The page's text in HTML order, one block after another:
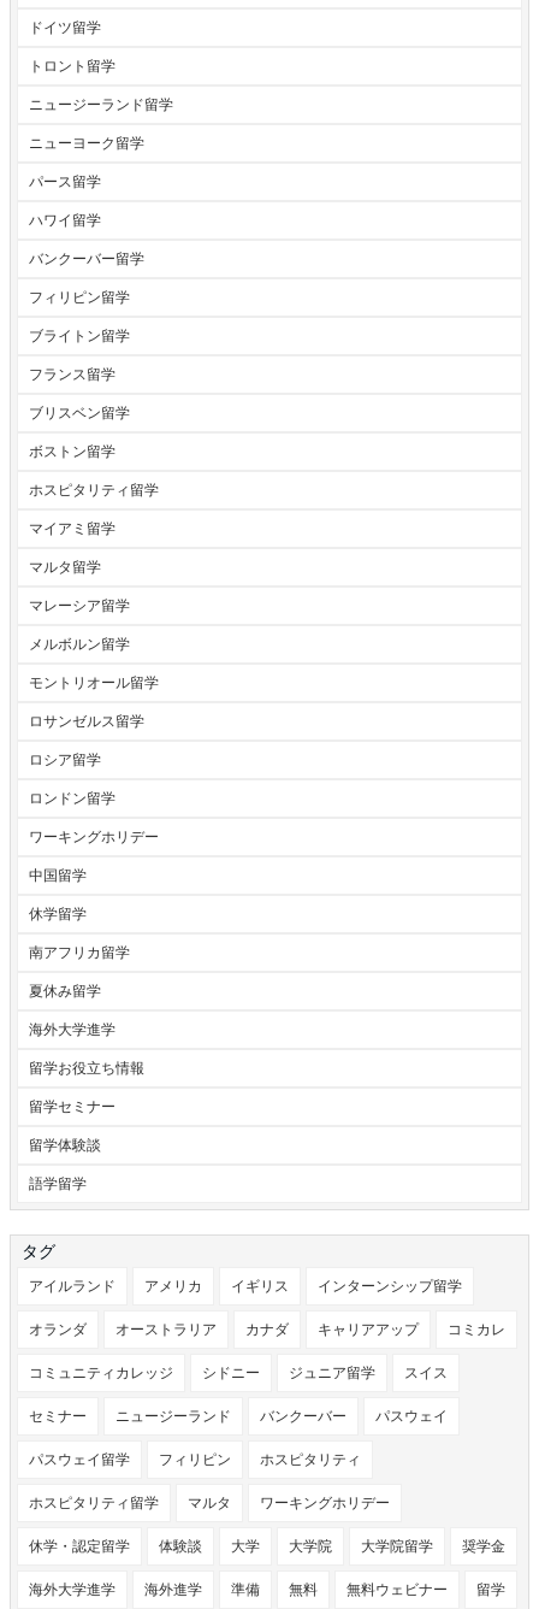
ドイツ留学
トロント留学
ニュージーランド留学
ニューヨーク留学
パース留学
ハワイ留学
バンクーバー留学
フィリピン留学
ブライトン留学
フランス留学
ブリスベン留学
ボストン留学
ホスピタリティ留学
マイアミ留学
マルタ留学
マレーシア留学
メルボルン留学
モントリオール留学
ロサンゼルス留学
ロシア留学
ロンドン留学
ワーキングホリデー
中国留学
休学留学
南アフリカ留学
夏休み留学
海外大学進学
留学お役立ち情報
留学セミナー
留学体験談
語学留学
タグ
アイルランド アメリカ イギリス インターンシップ留学
オランダ オーストラリア カナダ キャリアアップ コミカレ
コミュニティカレッジ シドニー ジュニア留学 スイス
セミナー ニュージーランド バンクーバー パスウェイ
パスウェイ留学 フィリピン ホスピタリティ
ホスピタリティ留学 マルタ ワーキングホリデー
休学・認定留学 体験談 大学 大学院 大学院留学 奨学金
海外大学進学 海外進学 準備 無料 無料ウェビナー 留学